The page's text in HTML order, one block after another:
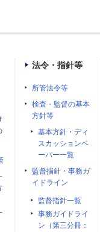
法令・指針等
所管法令等
検査・監督の基本
方針等
基本方針・ディ
スカッションペ
ーパー一覧
監督指針・事務ガ
イドライン
監督指針一覧
事務ガイドライ
ン（第三分冊：